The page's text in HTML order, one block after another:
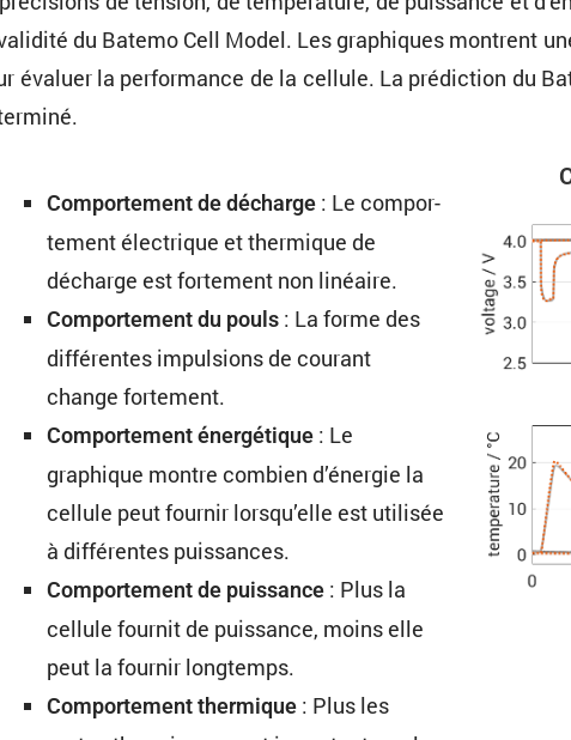
du Batemo Cell Model. Les graphiques montrent
évaluer la perfor­mance de la cellule. La prédic­tion du
Compor­te­ment de décharge : Le compor­
te­ment électrique et thermique de
décharge est forte­ment non linéaire.
Compor­te­ment du pouls : La forme des
diffé­rentes impul­sions de courant
change fortement.
Compor­te­ment énergé­tique : Le
graphique montre combien d’énergie la
cellule peut fournir lorsqu’elle est utilisée
à diffé­rentes puissances.
Compor­te­ment de puissance : Plus la
cellule fournit de puissance, moins elle
peut la fournir longtemps.
Compor­te­ment thermique : Plus les